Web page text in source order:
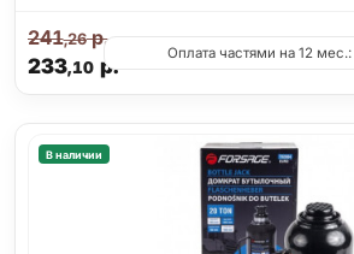
233,10р.
241,26р.
Оплата частями на 12 мес.:
В наличии